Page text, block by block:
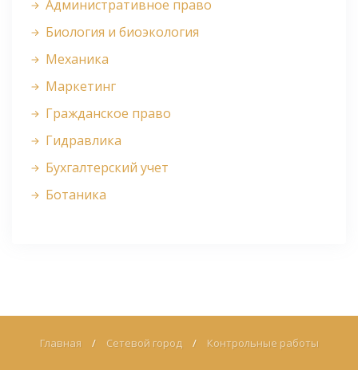
Административное право
Биология и биоэкология
Механика
Маркетинг
Гражданское право
Гидравлика
Бухгалтерский учет
Ботаника
Главная / Сетевой город / Контрольные работы